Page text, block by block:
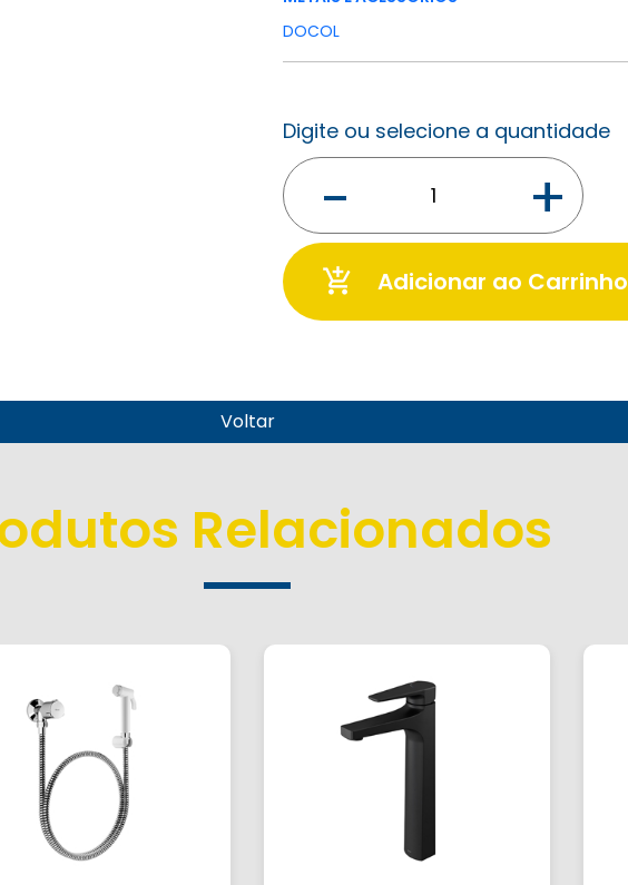
DOCOL
Digite ou selecione a quantidade
- +
add_shopping_cart Adicionar ao Carrinho
Voltar
Relacionados